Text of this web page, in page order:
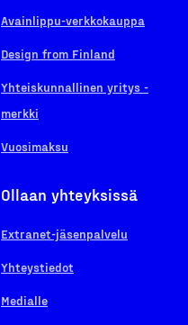
Avainlippu-verkkokauppa
Design from Finland
Yhteiskunnallinen yritys -
merkki
Vuosimaksu
Ollaan yhteyksissä
Extranet-jäsenpalvelu
Yhteystiedot
Medialle